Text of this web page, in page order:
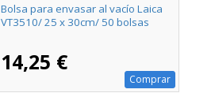
Bolsa para envasar al vacío Laica
VT3510/ 25 x 30cm/ 50 bolsas
14,25 €
Comprar